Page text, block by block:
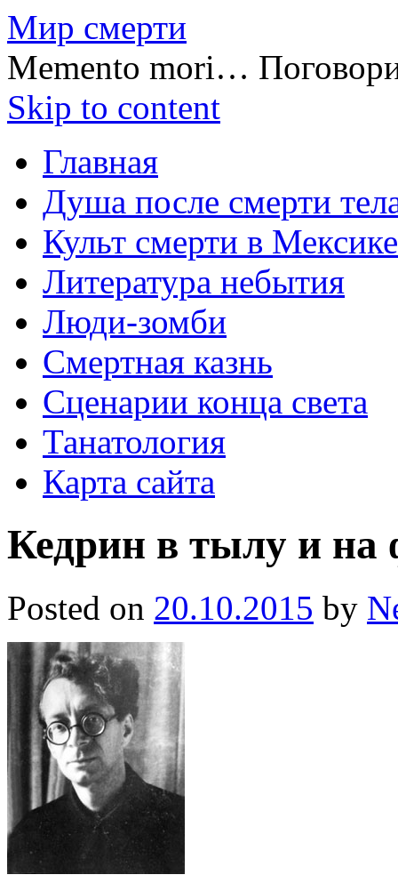
Мир смерти
Memento mori…
Skip to content
Главная
Душа после смерти
Культ смерти в Мексике
Литература небытия
Люди-зомби
Смертная казнь
Сценарии конца света
Танатология
Карта сайта
Кедрин в тылу и на
Posted on 20.10.2015 by